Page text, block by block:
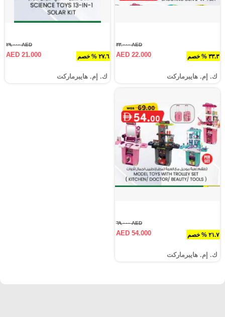
٣٣.٣ % خصم
AED ٣٣.٠٠٠
AED 22.000
ك. إم. هايبرماركت
٢٧.٦ % خصم
AED ٢٩.٠٠٠
AED 21.000
ك. إم. هايبرماركت
٢١.٧ % خصم
AED ٦٩.٠٠٠
AED 54.000
ك. إم. هايبرماركت